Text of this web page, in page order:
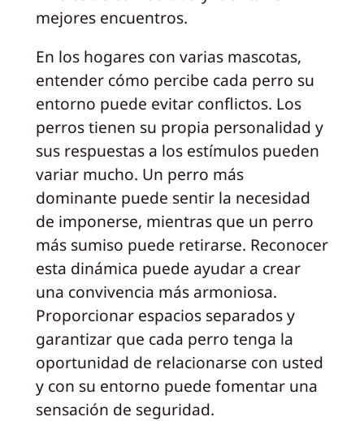
mejores encuentros.
En los hogares con varias mascotas,
entender cómo percibe cada perro su
entorno puede evitar conflictos. Los
perros tienen su propia personalidad y
sus respuestas a los estímulos pueden
variar mucho. Un perro más
dominante puede sentir la necesidad
de imponerse, mientras que un perro
más sumiso puede retirarse. Reconocer
esta dinámica puede ayudar a crear
una convivencia más armoniosa.
Proporcionar espacios separados y
garantizar que cada perro tenga la
oportunidad de relacionarse con usted
y con su entorno puede fomentar una
sensación de seguridad.